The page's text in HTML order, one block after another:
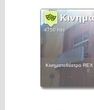
4750 hits
Κινηματοθέατρο REX